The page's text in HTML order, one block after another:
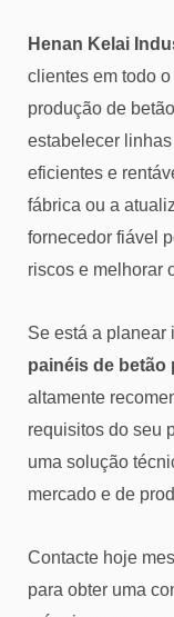
Henan Kelai
clientes em todo
produção de
estabelecer
eficientes e
fábrica ou a
fornecedor fiável
riscos e melhorar
Se está a planear
painéis de betão
altamente
requisitos do seu
uma solução
mercado e de
Contacte hoje
para obter uma